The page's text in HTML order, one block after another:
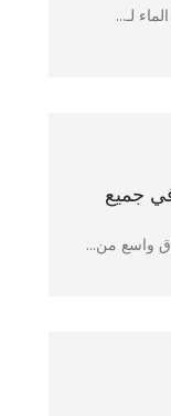
لـ...
جميع
واسع من...